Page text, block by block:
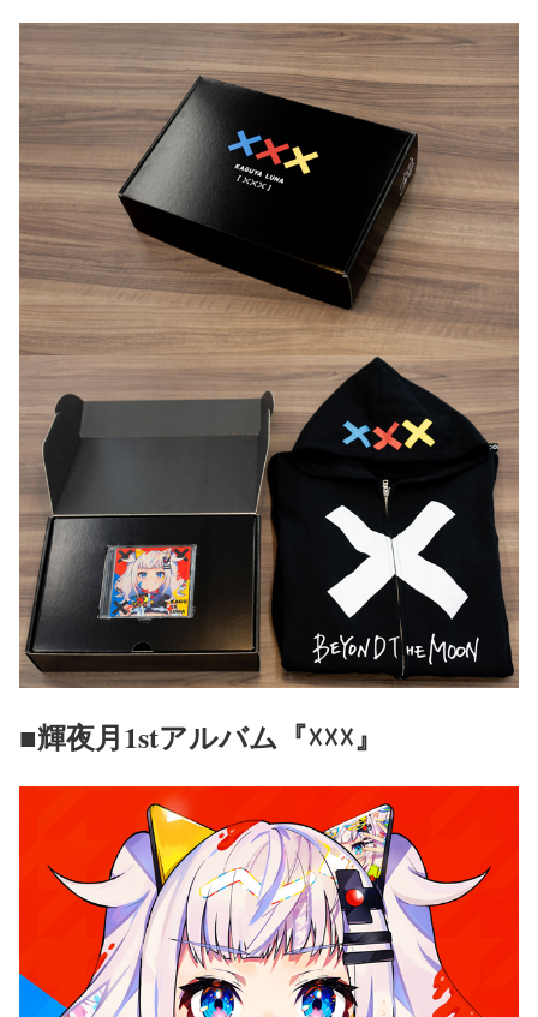
■輝夜月1stアルバム『☓☓☓』